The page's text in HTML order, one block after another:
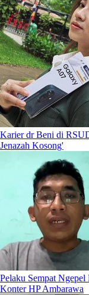
Karier dr Beni di
Jenazah Kosong'
Pelaku Sempat
Konter HP Ambarawa